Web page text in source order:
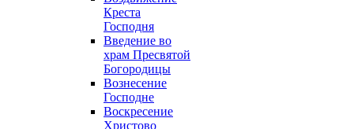
Креста
Господня
Введение во
храм Пресвятой
Богородицы
Вознесение
Господне
Воскресение
Христово